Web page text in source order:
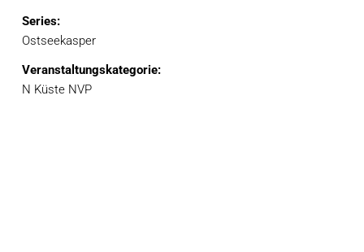
Series:
Ostseekasper
Veranstaltungskategorie:
N Küste NVP